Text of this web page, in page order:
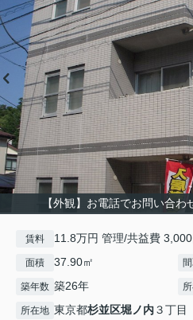
【外観】お電話でお問い合
賃料 11.8万円 管理/共益費 3,000
面積 37.90㎡
築年数 築26年
所在地 東京都杉並区堀ノ内３丁目